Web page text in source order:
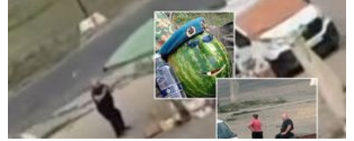
09:32 / 05-08-2026
"4 დღე უწყლოდ და უპუროდ გაატარეს,
მათ სიცოცხლე დავუბრუნეთ" - ქართველი
მეზღვაური წერს, რომ 36 მიგრანტი, მათ
შორის, ორსული გოგონა გადაარჩინა
09:33 / 05-08-2026